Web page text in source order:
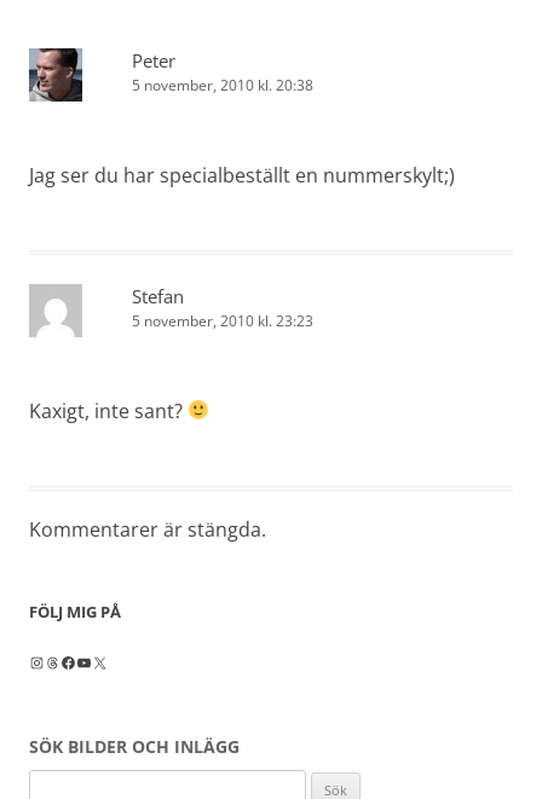
Peter
5 november, 2010 kl. 20:38
Jag ser du har specialbeställt en nummerskylt;)
Stefan
5 november, 2010 kl. 23:23
Kaxigt, inte sant?
Kommentarer är stängda.
FÖLJ MIG PÅ
Instagram
Threads
Facebook
YouTube
X
SÖK BILDER OCH INLÄGG